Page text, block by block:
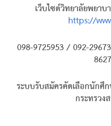
เว็บไซต์วิทยาลัยพยา
https://
098-9725953 / 092-
ระบบรับสมัครคัดเลือกนักศึ
กระทรวง